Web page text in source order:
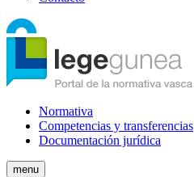
Normativa
Competencias y transferencias
Documentación jurídica
menu